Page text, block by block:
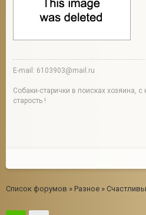
E-mail: 6103903@mail.ru
Собаки-старички в поисках хозяина,
старость !
Список форумов » Разное »